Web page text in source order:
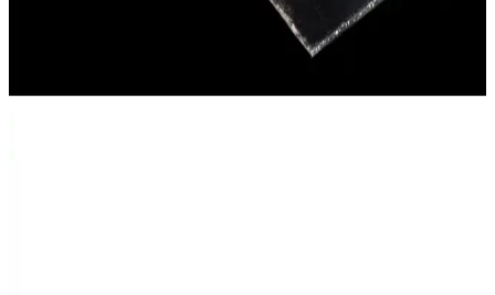
Altay Aksesuar Çiçek Desenli Polyester Güpür
Dantel - Zarif ve Çok Yönlü Dekoratif Ürün